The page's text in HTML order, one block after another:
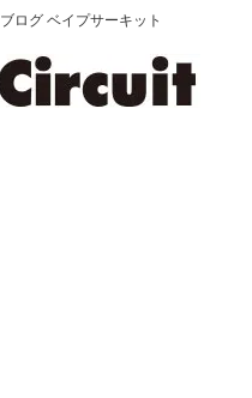
ログ ベイプサーキット